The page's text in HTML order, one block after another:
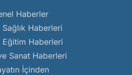
Haberler
Haberleri
Haberleri
Sanat Haberleri
İçinden